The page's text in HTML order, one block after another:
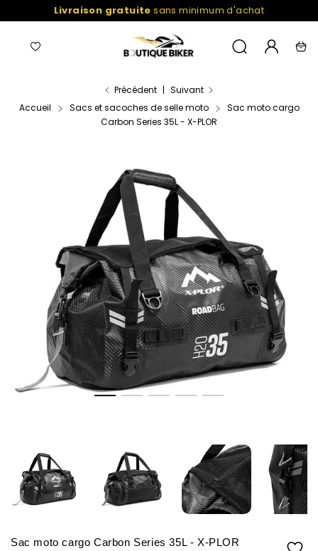
au
Livraison gratuite sans minimum d'achat
Navigation
Liste
Recherche
Mon
Accueil Sacs et sacoches de selle moto
Sac moto cargo
Carbon Series 35L - X-PLOR
Précédent | Suivant
Sac moto cargo Carbon Series 35L - X-PLOR